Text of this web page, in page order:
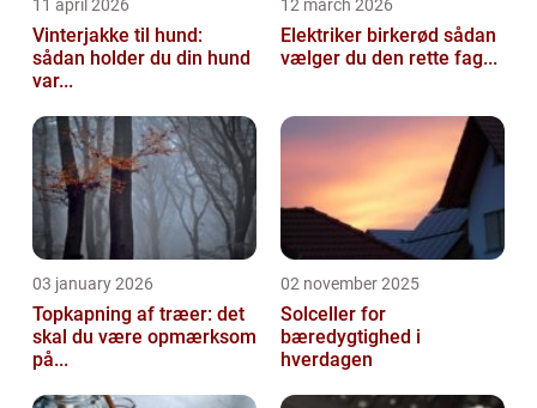
11 april 2026
Vinterjakke til hund:
sådan holder du din hund
var...
12 march 2026
Elektriker birkerød sådan
vælger du den rette fag...
03 january 2026
Topkapning af træer: det
skal du være opmærksom
på...
02 november 2025
Solceller for
bæredygtighed i
hverdagen